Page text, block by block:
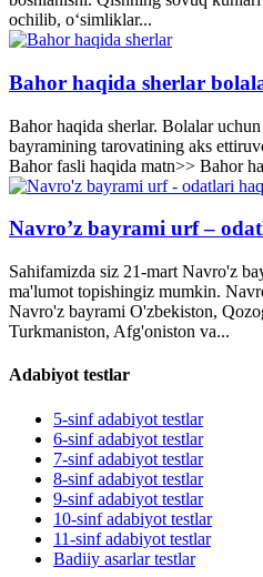
ochilib, o‘simliklar...
Bahor haqida sherlar
Bahor haqida sherlar. Bolalar
bayramining tarovatining aks
Bahor fasli haqida matn>> Bahor
Navro’z bayrami urf –
Sahifamizda siz 21-mart Navro'z
ma'lumot topishingiz mumkin.
Navro'z bayrami O'zbekiston,
Turkmaniston, Afg'oniston va...
Adabiyot testlar
5-sinf adabiyot testlar
6-sinf adabiyot testlar
7-sinf adabiyot testlar
8-sinf adabiyot testlar
9-sinf adabiyot testlar
10-sinf adabiyot testlar
11-sinf adabiyot testlar
Badiiy asarlar testlar